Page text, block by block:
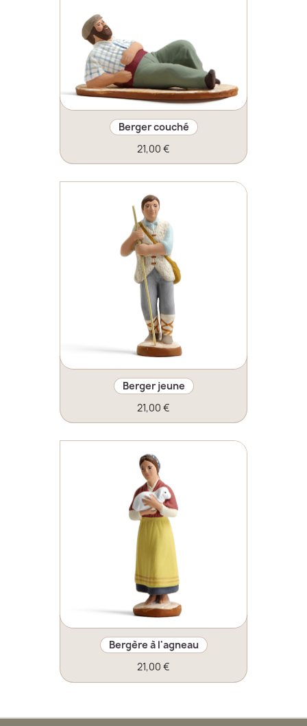
Berger couché
21,00 €
Berger jeune
21,00 €
Bergère à l'agneau
21,00 €